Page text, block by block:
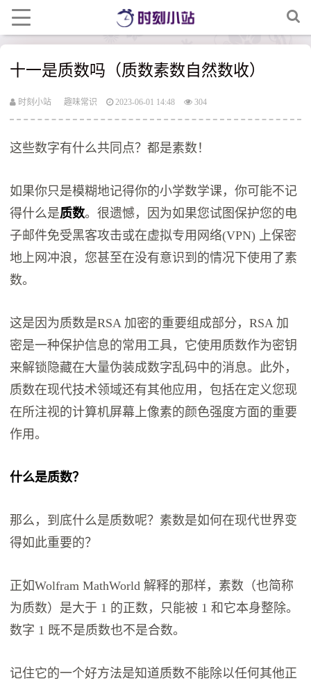
十一是质数吗（质数素数自然数收）
时刻小站 趣味常识 2023-06-01 14:48 304
这些数字有什么共同点？都是素数！
如果你只是模糊地记得你的小学数学课，你可能不记
得什么是质数。很遗憾，因为如果您试图保护您的电
子邮件免受黑客攻击或在虚拟专用网络(VPN) 上保密
地上网冲浪，您甚至在没有意识到的情况下使用了素
数。
这是因为质数是RSA 加密的重要组成部分，RSA 加
密是一种保护信息的常用工具，它使用质数作为密钥
来解锁隐藏在大量伪装成数字乱码中的消息。此外，
质数在现代技术领域还有其他应用，包括在定义您现
在所注视的计算机屏幕上像素的颜色强度方面的重要
作用。
什么是质数？
那么，到底什么是质数呢？素数是如何在现代世界变
得如此重要的？
正如Wolfram MathWorld 解释的那样，素数（也简称
为质数）是大于 1 的正数，只能被 1 和它本身整除。
数字 1 既不是质数也不是合数。
记住它的一个好方法是知道质数不能除以任何其他正